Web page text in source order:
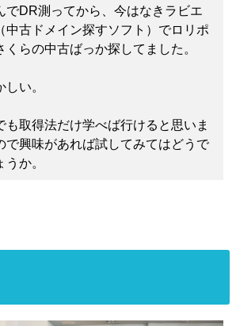
でDR測ってから、今はなきラビエ
中古ドメイン探すソフト）でロリポ
くらの中古ばっか探してました。
しい。
も取得法だけ学べば行けると思いま
で興味があれば試してみてはどうで
うか。